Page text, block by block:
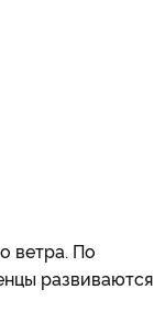
ветра. По
развиваются